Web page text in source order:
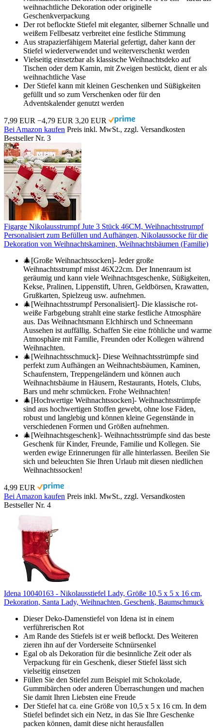
weihnachtliche Dekoration oder originelle
Geschenkverpackung
Der rot beflockte Stiefel mit eleganter, silberner Schnalle und
weißem Fellbesatz verbreitet eine festliche Stimmung
Aus strapazierfähigem Material gefertigt, daher kann der
Stiefel wiederverwendet und weiterverschenkt werden
Vielseitig einsetzbar als klassische Weihnachtsdeko auf
Tischen oder dem Kamin, mit Zweigen bestückt, dient er als
weihnachtliche Vase
Der Stiefel kann mit kleinen Geschenken und Süßigkeiten
gefüllt und so zum Verschenken oder für den
Adventskalender genutzt werden
7,99 EUR −4,79 EUR 3,20 EUR
Bei Amazon kaufen Preis inkl. MwSt., zzgl. Versandkosten
Bestseller Nr. 3
Figarge Nikolausstrumpf Jute 3 Stück 46CM, Weihnachtsstrumpf
Personalisiert zum Befüllen und Aufhängen, Nikolaussocke für die
Dekoration von Weihnachtskaminen, Weihnachtsbäumen (Familie)
🎄[Große Weihnachtssocken]- Jeder große
Weihnachtsstrumpf misst 46X22cm. Der Innenraum ist
geräumig und kann viele Weihnachtsgeschenke, Süßigkeiten,
Kekse, Pralinen, Lippenstift, Uhren, Geldbörsen, Krawatten,
Grußkarten, Spielzeug usw. aufnehmen.
🎄[Weihnachtsstrumpf Personalisiert]- Die klassische rot-
weiße Farbgebung strahlt eine starke festliche Atmosphäre
aus. Das Weihnachtsmann Elchhirsch und Schneemann
Aussehen ist auffällig. Schaffen Sie eine fröhliche und warme
Atmosphäre mit Familie, Freunden oder Kollegen während
Weihnachten.
🎄[Weihnachtsschmuck]- Diese Weihnachtsstrümpfe sind
perfekt zum Aufhängen an Weihnachtsbäumen, Kaminen,
Schaufenstern, Treppengeländern und können auch
Weihnachtsbäume in Häusern, Restaurants, Hotels, Clubs,
Bars und mehr schmücken. Frohe Weihnachten!
🎄[Hochwertige Weihnachtssocken]- Weihnachtsstrümpfe
sind aus hochwertigen Stoffen gewebt, ohne lose Fäden,
robust und langlebig und können kleine Gegenstände in
verschiedenen Formen und Größen aufnehmen.
🎄[Weihnachtsgeschenk]- Weihnachtsstrümpfe sind das beste
Geschenk für Kinder, Freunde, Familie und Kollegen. Sie
werden ewige Erinnerungen für alle hinterlassen. Beeilen Sie
sich und beleuchten Sie Ihren Urlaub mit diesen niedlichen
Weihnachtssocken!
4,99 EUR
Bei Amazon kaufen Preis inkl. MwSt., zzgl. Versandkosten
Bestseller Nr. 4
Idena 10040163 - Nikolausstiefel Lady, Größe 10,5 x 5 x 16 cm,
Dekoration, Santa Lady, Weihnachten, Geschenk, Baumschmuck
Dieser Deko-Damenstiefel von Idena ist in einem
verführerischen Rot
Am Rande des Stiefels ist er weiß beflockt. Des Weiteren
zieren ihn auf der Vorderseite Schnürsenkel
Egal ob als Dekoration für die besinnliche Zeit oder als
Verpackung für ein Geschenk, dieser Stiefel lässt sich
vielseitig einsetzen
Füllen Sie den Stiefel zum Beispiel mit Schokolade,
Gummibärchen oder anderen Überraschungen und machen
Sie damit Ihren Liebsten eine Freude
Der Stiefel hat ca. eine Größe von 10,5 x 5 x 16 cm. In dem
Stiefel befindet sich ein Netz, in das Sie Ihre Geschenke
packen können, damit diese nicht herausfallen